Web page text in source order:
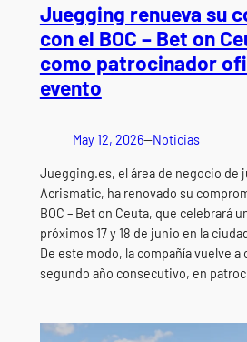
Juegging renueva su
con el BOC – Bet on
como patrocinador
evento
May 12, 2026—Noticias
Juegging.es, el área de negocio de
Acrismatic, ha renovado su
BOC – Bet on Ceuta, que celebrará
próximos 17 y 18 de junio en la
De este modo, la compañía vuelve
segundo año consecutivo, en